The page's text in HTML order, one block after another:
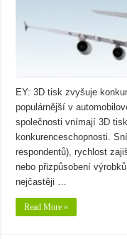
EY: 3D tisk zvyšuje
populárnější v
společnosti vnímají 3D
konkurenceschopnosti.
respondentů), rychlost
nebo přizpůsobení
nejčastěji …
Read More »